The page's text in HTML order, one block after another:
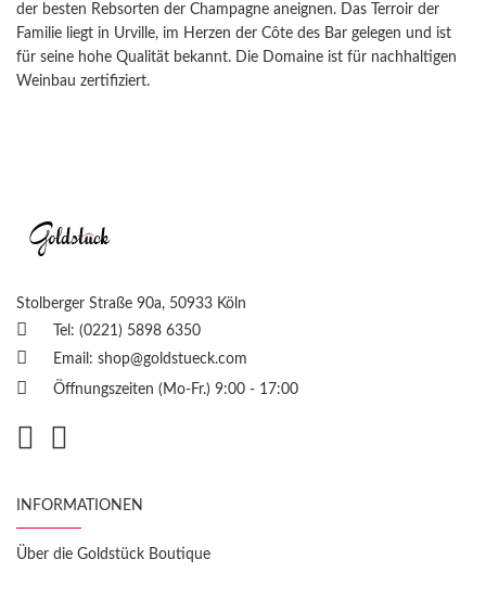
der besten Rebsorten der Champagne aneignen. Das Terroir der
Familie liegt in Urville, im Herzen der Côte des Bar gelegen und ist
für seine hohe Qualität bekannt. Die Domaine ist für nachhaltigen
Weinbau zertifiziert.
Stolberger Straße 90a, 50933 Köln
Tel: (0221) 5898 6350
Email: shop@goldstueck.com
Öffnungszeiten (Mo-Fr.) 9:00 - 17:00
INFORMATIONEN
Über die Goldstück Boutique